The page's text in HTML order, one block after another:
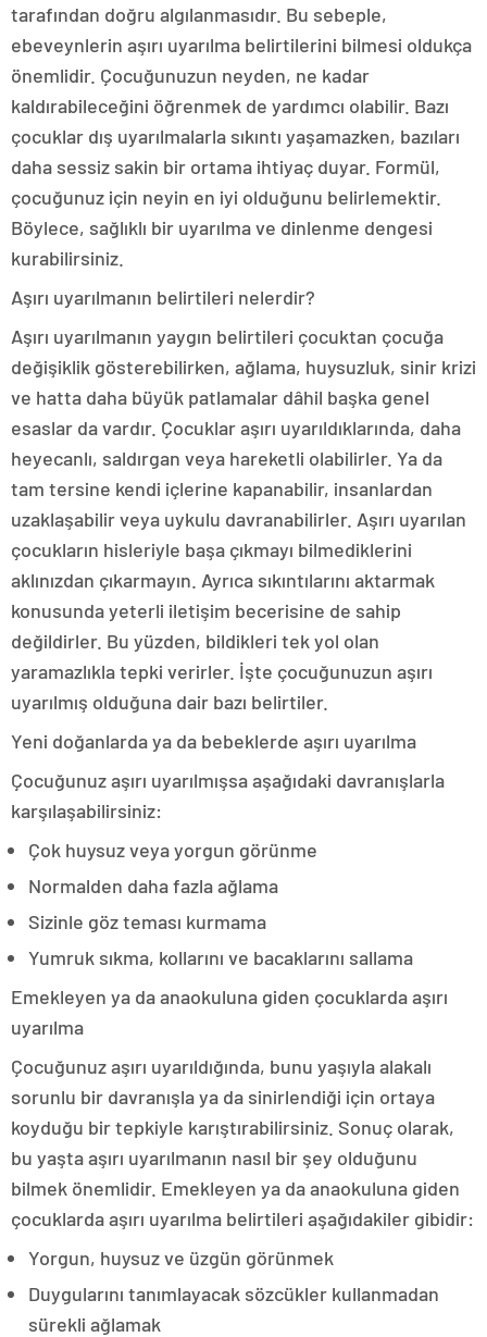
tarafından doğru algılanmasıdır. Bu sebeple,
ebeveynlerin aşırı uyarılma belirtilerini bilmesi oldukça
önemlidir. Çocuğunuzun neyden, ne kadar
kaldırabileceğini öğrenmek de yardımcı olabilir. Bazı
çocuklar dış uyarılmalarla sıkıntı yaşamazken, bazıları
daha sessiz sakin bir ortama ihtiyaç duyar. Formül,
çocuğunuz için neyin en iyi olduğunu belirlemektir.
Böylece, sağlıklı bir uyarılma ve dinlenme dengesi
kurabilirsiniz.
Aşırı uyarılmanın belirtileri nelerdir?
Aşırı uyarılmanın yaygın belirtileri çocuktan çocuğa
değişiklik gösterebilirken, ağlama, huysuzluk, sinir krizi
ve hatta daha büyük patlamalar dâhil başka genel
esaslar da vardır. Çocuklar aşırı uyarıldıklarında, daha
heyecanlı, saldırgan veya hareketli olabilirler. Ya da
tam tersine kendi içlerine kapanabilir, insanlardan
uzaklaşabilir veya uykulu davranabilirler. Aşırı uyarılan
çocukların hisleriyle başa çıkmayı bilmediklerini
aklınızdan çıkarmayın. Ayrıca sıkıntılarını aktarmak
konusunda yeterli iletişim becerisine de sahip
değildirler. Bu yüzden, bildikleri tek yol olan
yaramazlıkla tepki verirler. İşte çocuğunuzun aşırı
uyarılmış olduğuna dair bazı belirtiler.
Yeni doğanlarda ya da bebeklerde aşırı uyarılma
Çocuğunuz aşırı uyarılmışsa aşağıdaki davranışlarla
karşılaşabilirsiniz:
Çok huysuz veya yorgun görünme
Normalden daha fazla ağlama
Sizinle göz teması kurmama
Yumruk sıkma, kollarını ve bacaklarını sallama
Emekleyen ya da anaokuluna giden çocuklarda aşırı
uyarılma
Çocuğunuz aşırı uyarıldığında, bunu yaşıyla alakalı
sorunlu bir davranışla ya da sinirlendiği için ortaya
koyduğu bir tepkiyle karıştırabilirsiniz. Sonuç olarak,
bu yaşta aşırı uyarılmanın nasıl bir şey olduğunu
bilmek önemlidir. Emekleyen ya da anaokuluna giden
çocuklarda aşırı uyarılma belirtileri aşağıdakiler gibidir:
Yorgun, huysuz ve üzgün görünmek
Duygularını tanımlayacak sözcükler kullanmadan
sürekli ağlamak